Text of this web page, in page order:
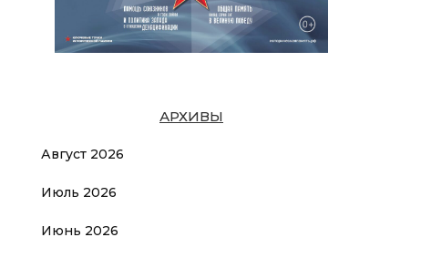
АРХИВЫ
Август 2026
Июль 2026
Июнь 2026